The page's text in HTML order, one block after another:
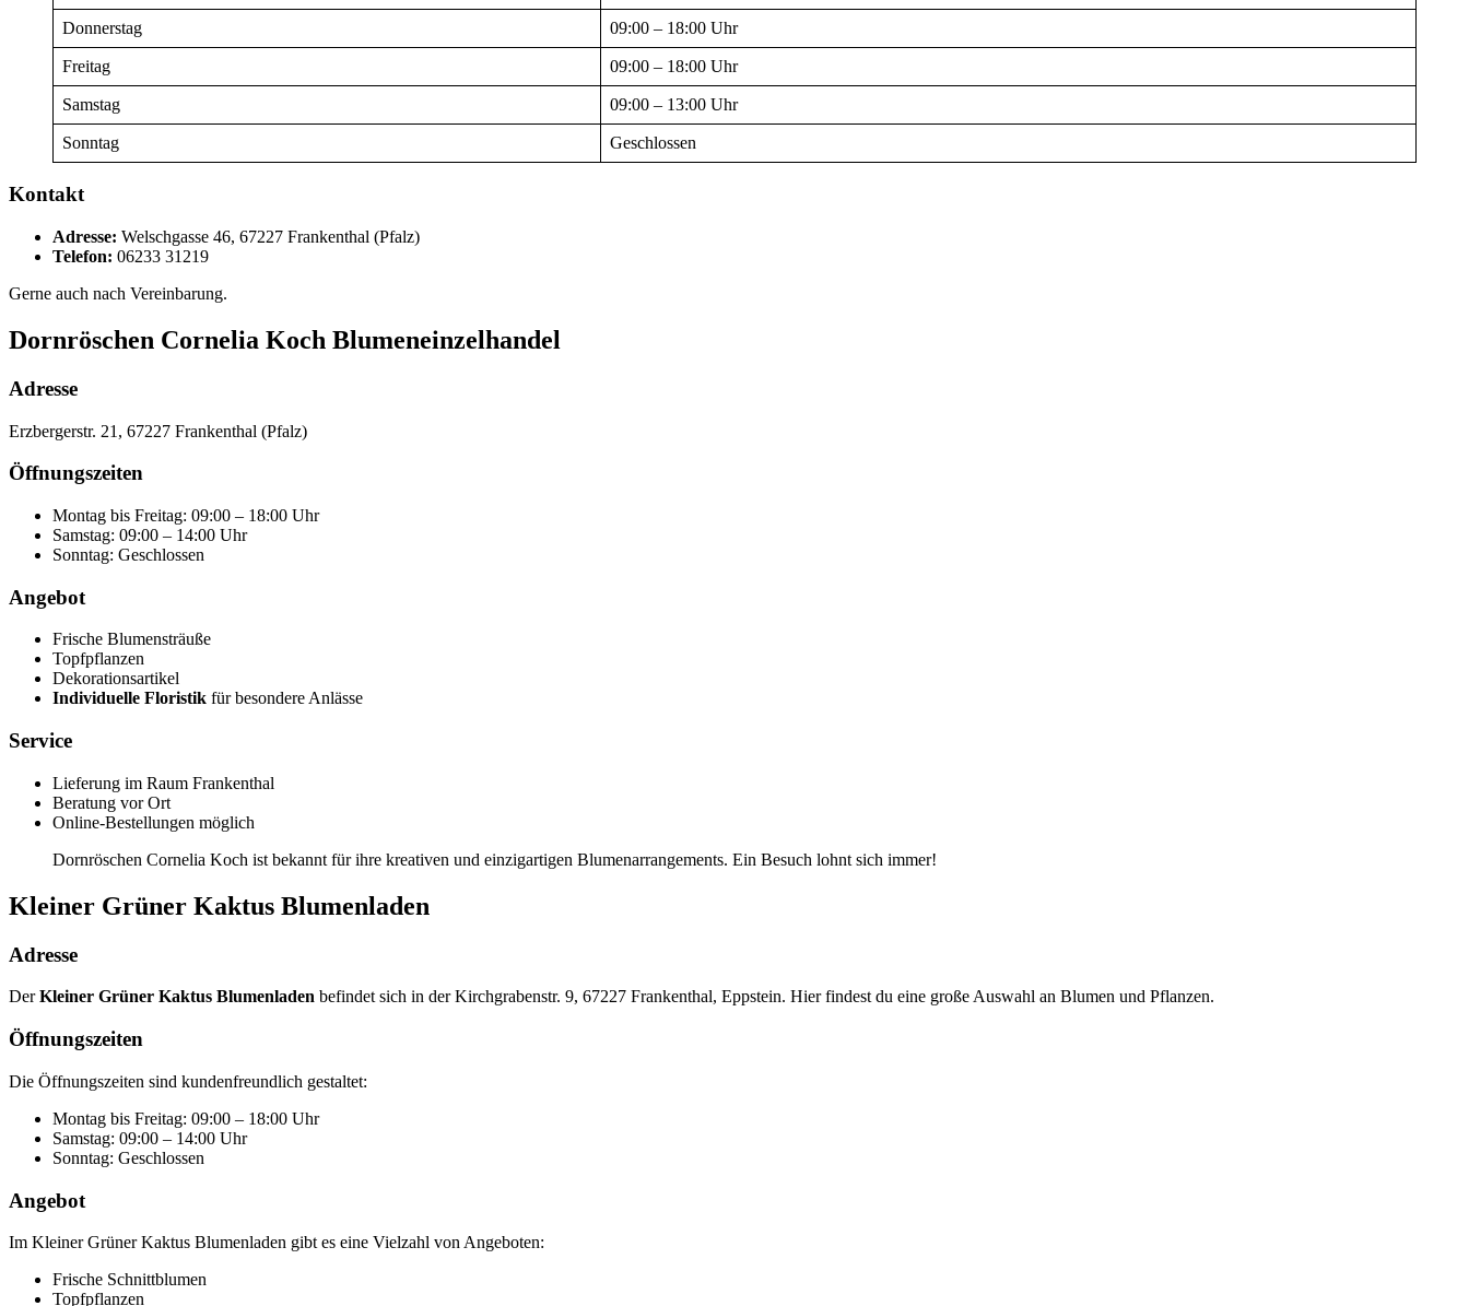
Donnerstag 09:00 – 18:00 Uhr
Freitag 09:00 – 18:00 Uhr
Samstag 09:00 – 13:00 Uhr
Sonntag Geschlossen
Kontakt
Adresse: Welschgasse 46, 67227 Frankenthal (Pfalz)
Telefon: 06233 31219
Gerne auch nach Vereinbarung.
Dornröschen Cornelia Koch Blumeneinzelhandel
Adresse
Erzbergerstr. 21, 67227 Frankenthal (Pfalz)
Öffnungszeiten
Montag bis Freitag: 09:00 – 18:00 Uhr
Samstag: 09:00 – 14:00 Uhr
Sonntag: Geschlossen
Angebot
Frische Blumensträuße
Topfpflanzen
Dekorationsartikel
Individuelle Floristik für besondere Anlässe
Service
Lieferung im Raum Frankenthal
Beratung vor Ort
Online-Bestellungen möglich
Dornröschen Cornelia Koch ist bekannt für ihre kreativen und einzigartigen Blumenarrangements. Ein Besuch lohnt sich immer!
Kleiner Grüner Kaktus Blumenladen
Adresse
DerKleiner Grüner Kaktus Blumenladen befindet sich in der Kirchgrabenstr. 9, 67227 Frankenthal, Eppstein. Hier findest du eine große Auswahl an Blumen und Pflanzen.
Öffnungszeiten
Die Öffnungszeiten sind kundenfreundlich gestaltet:
Montag bis Freitag: 09:00 – 18:00 Uhr
Samstag: 09:00 – 14:00 Uhr
Sonntag: Geschlossen
Angebot
Im Kleiner Grüner Kaktus Blumenladen gibt es eine Vielzahl von Angeboten:
Frische Schnittblumen
Topfpflanzen